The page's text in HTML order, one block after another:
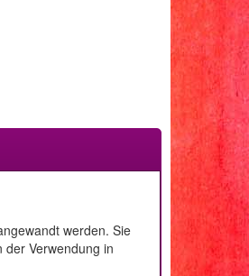
werden. Sie
Verwendung in